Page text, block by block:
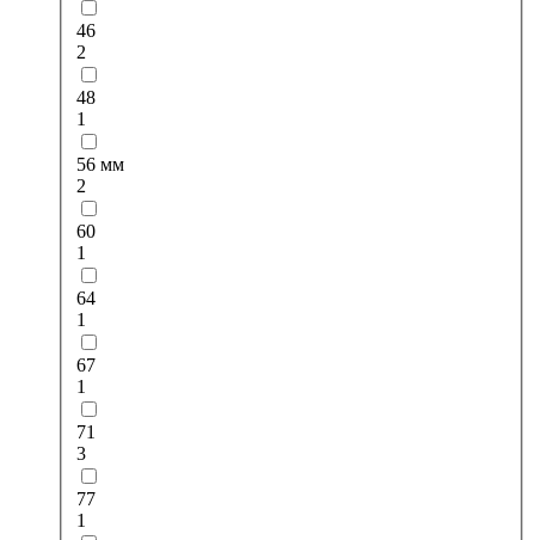
46
2
48
1
56 мм
2
60
1
64
1
67
1
71
3
77
1